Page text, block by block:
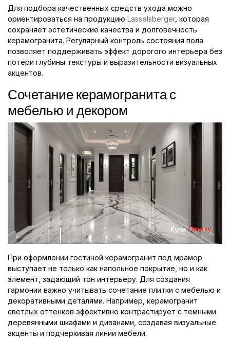
Для подбора качественных средств ухода можно
ориентироваться на продукцию Lasselsberger, которая
сохраняет эстетические качества и долговечность
керамогранита. Регулярный контроль состояния пола
позволяет поддерживать эффект дорогого интерьера без
потери глубины текстуры и выразительности визуальных
акцентов.
Сочетание керамогранита с
мебелью и декором
При оформлении гостиной керамогранит под мрамор
выступает не только как напольное покрытие, но и как
элемент, задающий тон интерьеру. Для создания
гармонии важно учитывать сочетание плитки с мебелью и
декоративными деталями. Например, керамогранит
светлых оттенков эффективно контрастирует с темными
деревянными шкафами и диванами, создавая визуальные
акценты и подчеркивая линии мебели.